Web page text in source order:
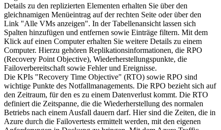
Details zu den replizierten Elementen erhalten Sie über den
gleichnamigen Menüeintrag auf der rechten Seite oder über den
Link "Alle VMs anzeigen". In der Tabellenansicht lassen sich
Spalten hinzufügen und entfernen sowie Einträge filtern. Mit dem
Klick auf einen Computer erhalten Sie weitere Details zu einem
Computer. Hierzu gehören Replikationsinformationen, die RPO
(Recovery Point Objective), Wiederherstellungspunkte, die
Failoverbereitschaft sowie Fehler und Ereignisse.
Die KPIs "Recovery Time Objective" (RTO) sowie RPO sind
wichtige Punkte des Notfallmanagements. Die RPO bezieht sich auf
den Zeitraum, für den es zu einem Datenverlust kommt. Die RTO
definiert die Zeitspanne, die die Wiederherstellung des normalen
Betriebs nach einem Ausfall dauern darf. Hier sind die Zeiten, die in
Azure durch die Failovertests ermittelt werden, mit den eigenen